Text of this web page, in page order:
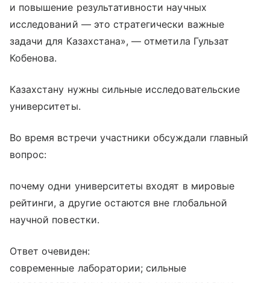
и повышение результативности научных
исследований — это стратегически важные
задачи для Казахстана», — отметила Гульзат
Кобенова.
Казахстану нужны сильные исследовательские
университеты.
Во время встречи участники обсуждали главный
вопрос:
почему одни университеты входят в мировые
рейтинги, а другие остаются вне глобальной
научной повестки.
Ответ очевиден:
современные лаборатории; сильные